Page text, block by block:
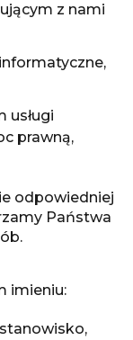
z nami
usługi
prawną,
odpowiedniej
Państwa
imieniu: